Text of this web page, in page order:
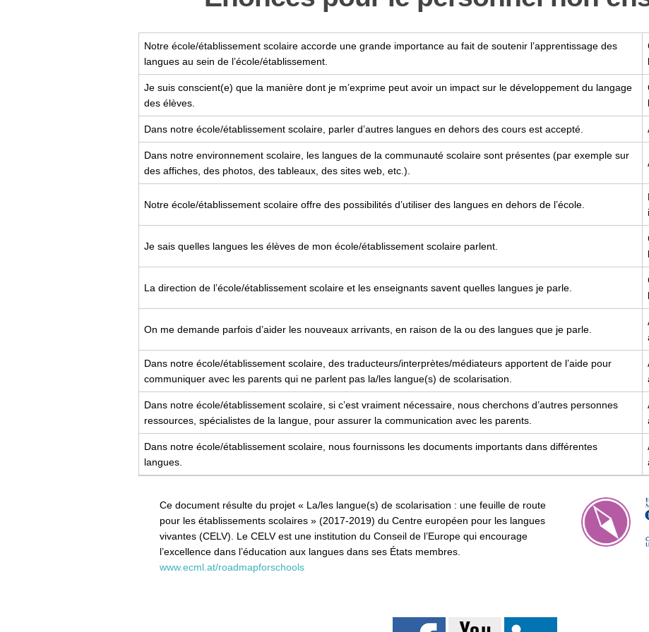
Notre école/établissement scolaire accorde une grande importance au fait de soutenir l’apprentissage des
langues au sein de l’école/établissement.
Je suis conscient(e) que la manière dont je m’exprime peut avoir un impact sur le développement du langage
des élèves.
Dans notre école/établissement scolaire, parler d’autres langues en dehors des cours est accepté.
Dans notre environnement scolaire, les langues de la communauté scolaire sont présentes (par exemple sur
des affiches, des photos, des tableaux, des sites web, etc.).
Notre école/établissement scolaire offre des possibilités d’utiliser des langues en dehors de l’école.
Je sais quelles langues les élèves de mon école/établissement scolaire parlent.
La direction de l’école/établissement scolaire et les enseignants savent quelles langues je parle.
On me demande parfois d’aider les nouveaux arrivants, en raison de la ou des langues que je parle.
Dans notre école/établissement scolaire, des traducteurs/interprètes/médiateurs apportent de l’aide pour
communiquer avec les parents qui ne parlent pas la/les langue(s) de scolarisation.
Dans notre école/établissement scolaire, si c’est vraiment nécessaire, nous cherchons d’autres personnes
ressources, spécialistes de la langue, pour assurer la communication avec les parents.
Dans notre école/établissement scolaire, nous fournissons les documents importants dans différentes
langues.
Ce document résulte du projet « La/les langue(s) de scolarisation : une feuille de route
pour les établissements scolaires » (2017-2019) du Centre européen pour les langues
vivantes (CELV). Le CELV est une institution du Conseil de l’Europe qui encourage
l’excellence dans l’éducation aux langues dans ses États membres.
www.ecml.at/roadmapforschools